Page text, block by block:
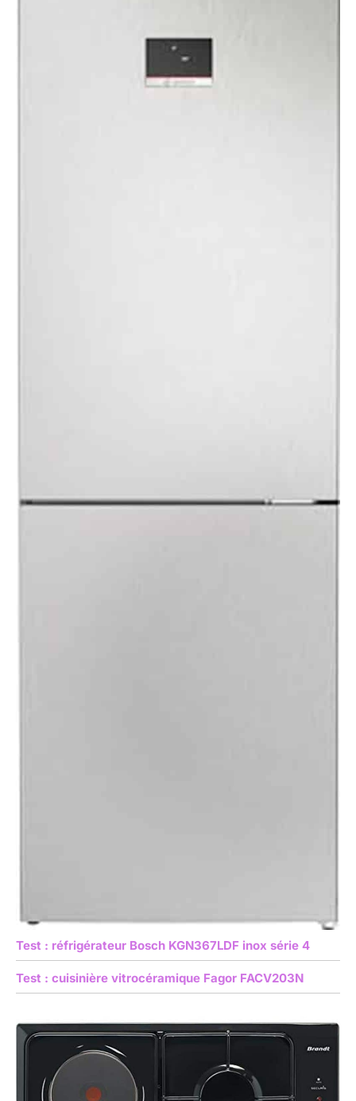
Test : réfrigérateur Bosch KGN367LDF inox série 4
Test : cuisinière vitrocéramique Fagor FACV203N